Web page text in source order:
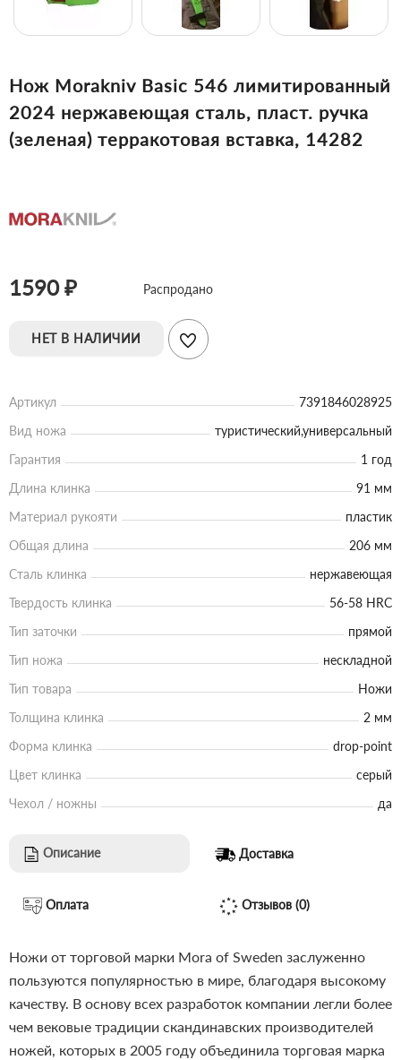
Нож Morakniv Basic 546 лимитированный
2024 нержавеющая сталь, пласт. ручка
(зеленая) терракотовая вставка, 14282
1590 ₽ Распродано
НЕТ В НАЛИЧИИ
Артикул
7391846028925
Вид ножа
туристический,универсальный
Гарантия
1 год
Длина клинка
91 мм
Материал рукояти
пластик
Общая длина
206 мм
Сталь клинка
нержавеющая
Твердость клинка
56-58 HRC
Тип заточки
прямой
Тип ножа
нескладной
Тип товара
Ножи
Толщина клинка
2 мм
Форма клинка
drop-point
Цвет клинка
серый
Чехол / ножны
да
Описание Доставка
Оплата Отзывов (0)
Ножи от торговой марки Mora of Sweden заслуженно
пользуются популярностью в мире, благодаря высокому
качеству. В основу всех разработок компании легли более
чем вековые традиции скандинавских производителей
ножей, которых в 2005 году объединила торговая марка